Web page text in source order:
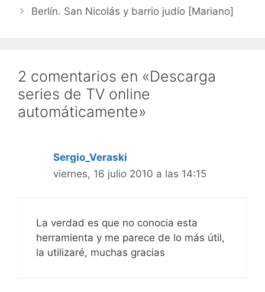
Berlín. San Nicolás y barrio judío [Mariano]
2 comentarios en «Descarga
series de TV online
automáticamente»
Sergio_Veraski
viernes, 16 julio 2010 a las 14:15
La verdad es que no conocia esta
herramienta y me parece de lo más útil,
la utilizaré, muchas gracias